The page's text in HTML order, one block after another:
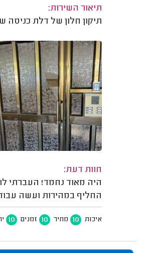
תיאור השירות:
תיקון חלון של דלת כניסה
חוות דעת:
היה מאוד נחמד! העברתי לו
החליף במהירות ועשה
איכות 10 מחיר 10 זמנים 10